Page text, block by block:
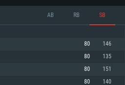
DE SISTEMA
AB RB SB
80 146
80 135
80 151
80 140